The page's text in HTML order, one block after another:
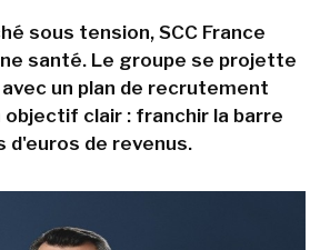
sous tension, SCC France
santé. Le groupe se projette
un plan de recrutement
clair : franchir la barre
d'euros de revenus.